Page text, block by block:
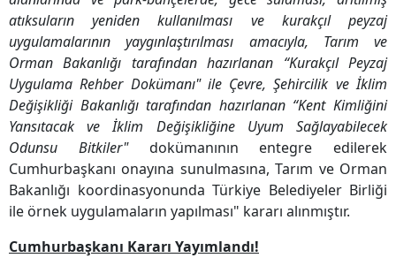
atıksuların yeniden kullanılması ve kurakçıl peyzaj
uygulamalarının yaygınlaştırılması amacıyla, Tarım ve
Orman Bakanlığı tarafından hazırlanan “Kurakçıl Peyzaj
Uygulama Rehber Dokümanı" ile Çevre, Şehircilik ve İklim
Değişikliği Bakanlığı tarafından hazırlanan “Kent Kimliğini
Yansıtacak ve İklim Değişikliğine Uyum Sağlayabilecek
Odunsu Bitkiler"dokümanının entegre edilerek
Cumhurbaşkanı onayına sunulmasına, Tarım ve Orman
Bakanlığı koordinasyonunda Türkiye Belediyeler Birliği
ile örnek uygulamaların yapılması" kararı alınmıştır.
Cumhurbaşkanı Kararı Yayımlandı!